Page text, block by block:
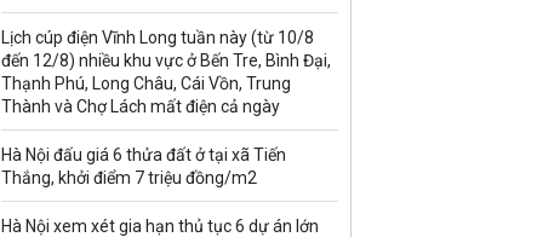
Lịch cúp điện Vĩnh Long tuần này (từ 10/8
đến 12/8) nhiều khu vực ở Bến Tre, Bình Đại,
Thạnh Phú, Long Châu, Cái Vồn, Trung
Thành và Chợ Lách mất điện cả ngày
Hà Nội đấu giá 6 thửa đất ở tại xã Tiến
Thắng, khởi điểm 7 triệu đồng/m2
Hà Nội xem xét gia hạn thủ tục 6 dự án lớn